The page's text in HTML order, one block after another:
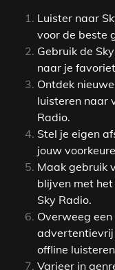
Luister naar
voor de beste
Gebruik de
naar je
Ontdek
luisteren naar
Radio.
Stel je eigen
jouw
Maak gebruik
blijven met
Sky Radio.
Overweeg
advertentievrij
offline
Varieer in